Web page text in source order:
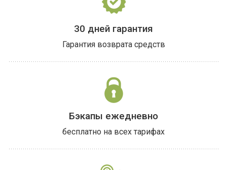
30 дней гарантия
Гарантия возврата средств
Бэкапы ежедневно
бесплатно на всех тарифах